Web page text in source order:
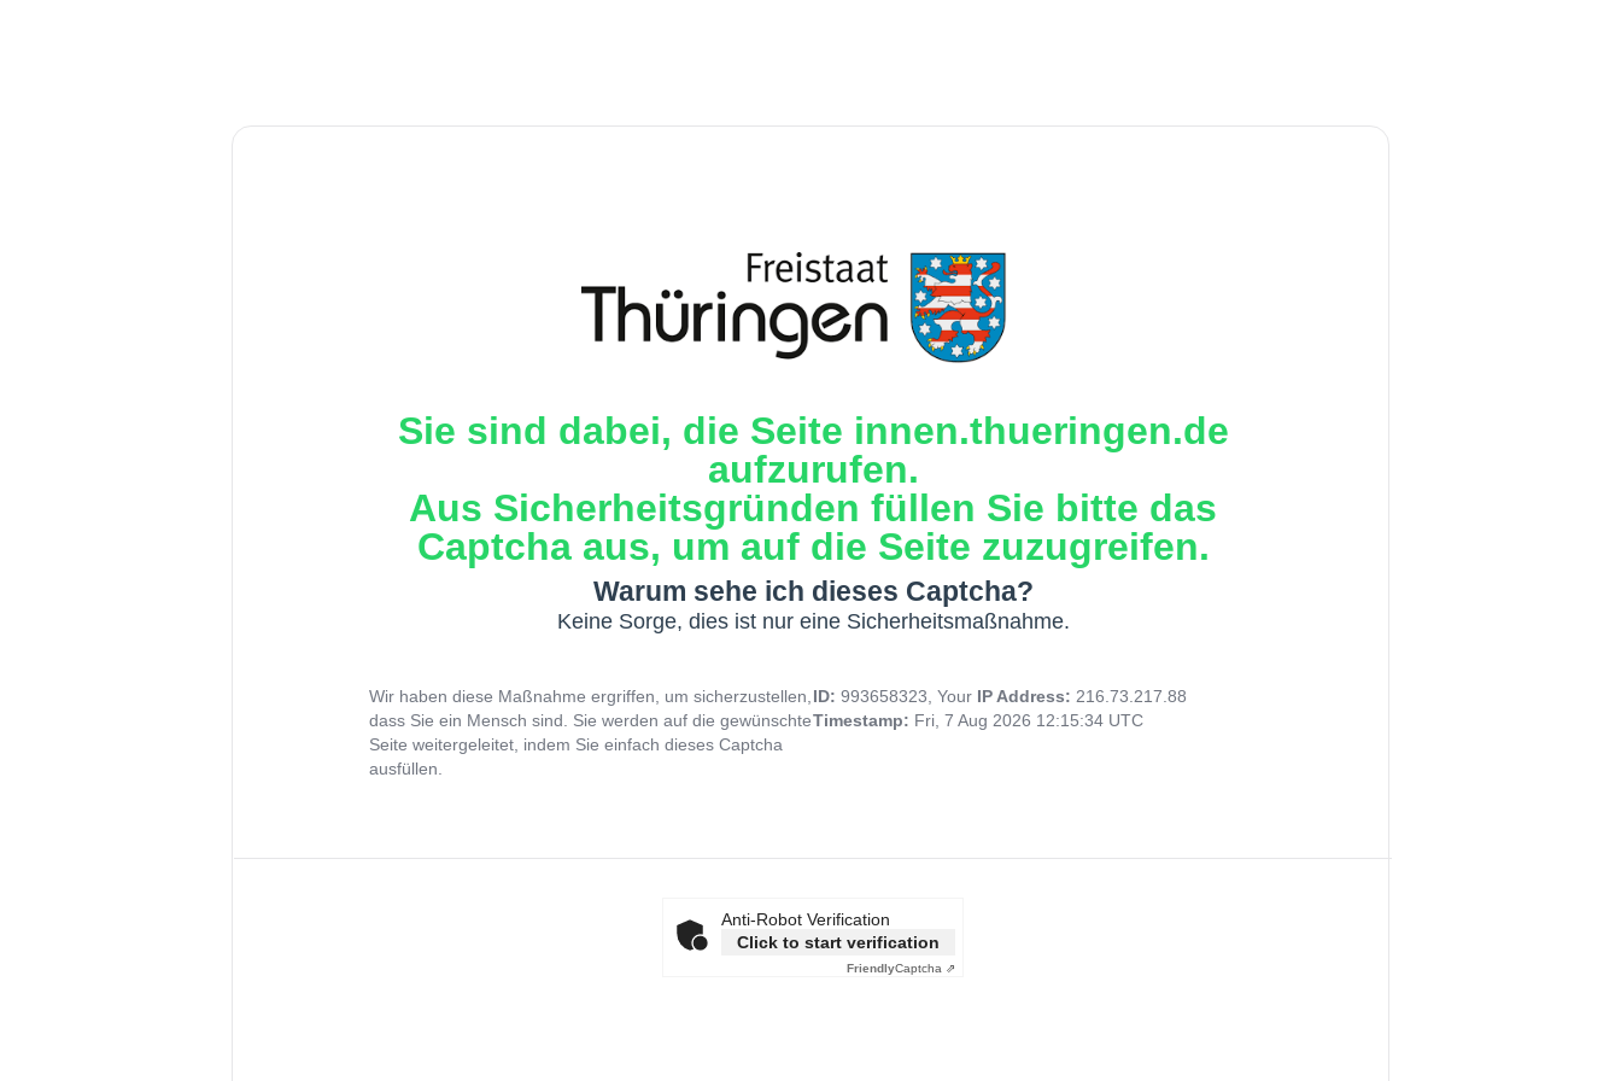
Sie sind dabei, die Seite innen.thueringen.de
aufzurufen.
Aus Sicherheitsgründen füllen Sie bitte das
Captcha aus, um auf die Seite zuzugreifen.
Warum sehe ich dieses Captcha?
Keine Sorge, dies ist nur eine Sicherheitsmaßnahme.
Wir haben diese Maßnahme ergriffen, um sicherzustellen,
dass Sie ein Mensch sind. Sie werden auf die gewünschte
Seite weitergeleitet, indem Sie einfach dieses Captcha
ausfüllen.
ID: 993658323, Your IP Address: 216.73.217.88
Timestamp: Fri, 7 Aug 2026 12:15:34 UTC
Anti-Robot Verification
Click to start verification
FriendlyCaptcha ⇗